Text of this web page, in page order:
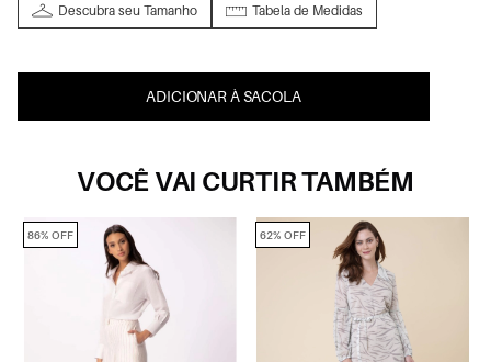
Descubra seu Tamanho Tabela de Medidas
ADICIONAR À SACOLA
VOCÊ VAI CURTIR TAMBÉM
86% OFF 62% OFF